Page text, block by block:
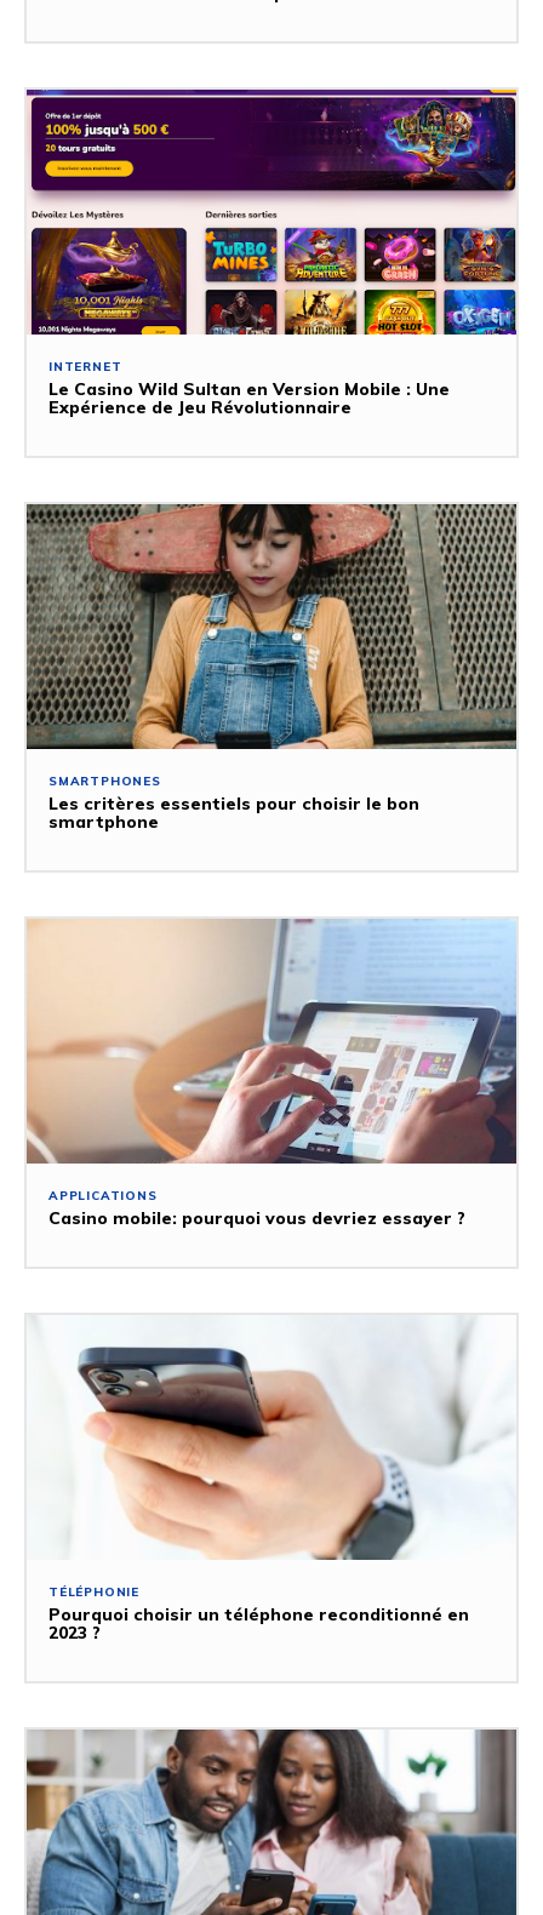
INTERNET
Le Casino Wild Sultan en Version Mobile : Une
Expérience de Jeu Révolutionnaire
SMARTPHONES
Les critères essentiels pour choisir le bon
smartphone
APPLICATIONS
Casino mobile: pourquoi vous devriez essayer ?
TÉLÉPHONIE
Pourquoi choisir un téléphone reconditionné en
2023 ?